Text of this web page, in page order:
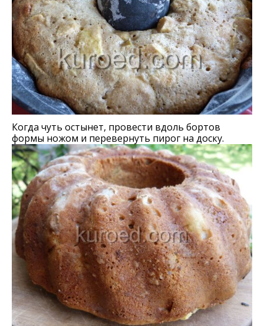
Когда чуть остынет, провести вдоль бортов
формы ножом и перевернуть пирог на доску.